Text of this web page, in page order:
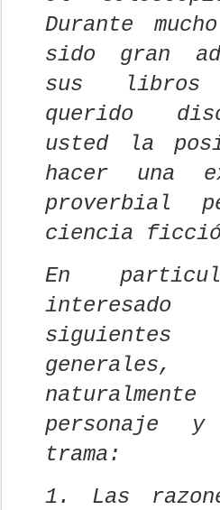
Durante
sido gran
sus
querido
usted la
hacer una
proverbial
ciencia
En
generales,
personaje
trama:
1. Las